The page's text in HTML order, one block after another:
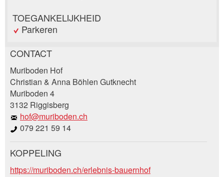
TOEGANKELIJKHEID
Parkeren
Post afkeuren
Uw feedback wordt zeer gewaardeerd!
Algemene feedback
Vermelding niet langer geldig
Onvolledige vermelding
Beveel deze advertentie aan bij vrienden.
CONTACT
Muriboden Hof
Christian & Anna Böhlen Gutknecht
Muriboden 4
3132 Riggisberg
hof@muriboden.ch
079 221 59 14
Boekingsaanvraag
KOPPELING
https://muriboden.ch/erlebnis-bauernhof